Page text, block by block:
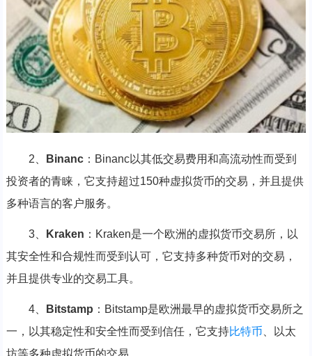
2、 Binanc：Binanc以其低交易费用和高流动性而受到
投资者的青睐，它支持超过150种虚拟货币的交易，并且提供
多种语言的客户服务。
3、 Kraken ：Kraken是一个欧洲的虚拟货币交易所，以
其安全性和合规性而受到认可，它支持多种货币对的交易，
并且提供专业的交易工具。
4、 Bitstamp ：Bitstamp是欧洲最早的虚拟货币交易所之
一，以其稳定性和安全性而受到信任，它支持比特币 、以太
坊等多种虚拟货币的交易。